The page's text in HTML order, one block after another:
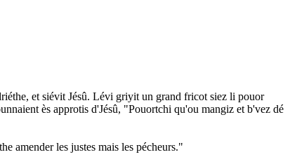
et siévit Jésû. Lévi griyit un grand fricot siez li pouor
ès approtis d'Jésû, "Pouortchi qu'ou mangiz et b'vez dé
amender les justes mais les pécheurs."